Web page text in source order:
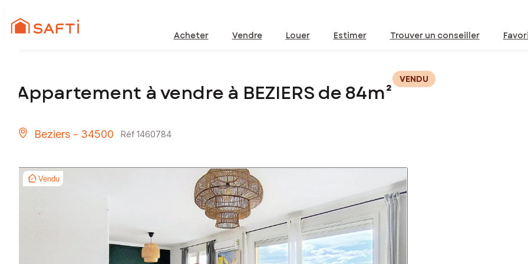
Acheter Vendre Louer Estimer Trouver un conseiller
Appartement à vendre à BEZIERS de 84m²
VENDU
Beziers - 34500 Réf 1460784
Vendu